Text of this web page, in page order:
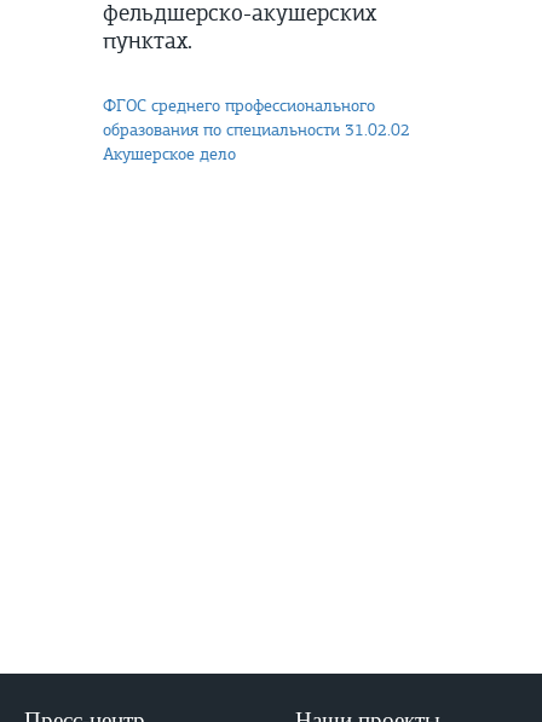
фельдшерско-акушерских
пунктах.
ФГОС среднего профессионального
образования по специальности 31.02.02
Акушерское дело